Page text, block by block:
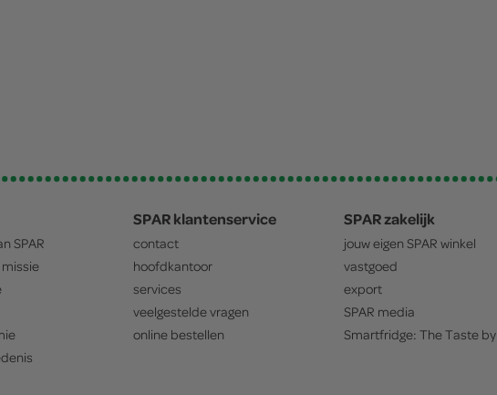
SPAR
SPAR klantenservice
contact
hoofdkantoor
services
veelgestelde vragen
online bestellen
SPAR zakelijk
jouw eigen SPAR winkel
vastgoed
export
SPAR media
Smartfridge: The Taste by